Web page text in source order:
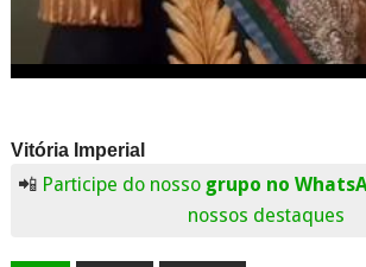
Vitória Imperial
📲 Participe do nosso grupo no
nossos destaques